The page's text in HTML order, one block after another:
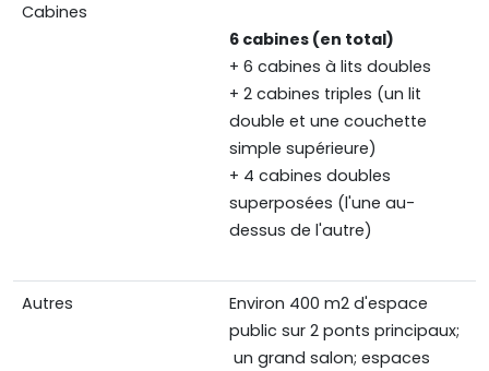
Cabines
6 cabines (en total)
+ 6 cabines à lits doubles
+ 2 cabines triples (un lit
double et une couchette
simple supérieure)
+ 4 cabines doubles
superposées (l'une au-
dessus de l'autre)
Autres
Environ 400 m2 d'espace
public sur 2 ponts principaux;
un grand salon; espaces